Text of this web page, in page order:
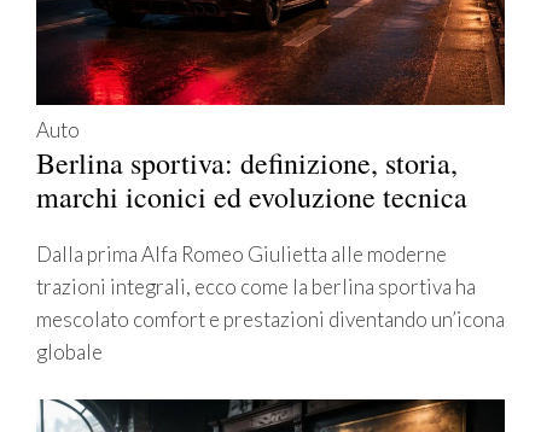
Auto
Berlina sportiva: definizione, storia,
marchi iconici ed evoluzione tecnica
Dalla prima Alfa Romeo Giulietta alle moderne
trazioni integrali, ecco come la berlina sportiva ha
mescolato comfort e prestazioni diventando un’icona
globale